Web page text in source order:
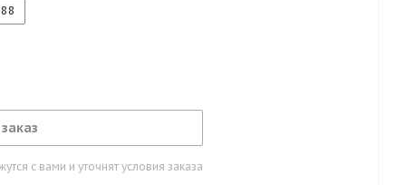
с вами и уточнят условия заказа